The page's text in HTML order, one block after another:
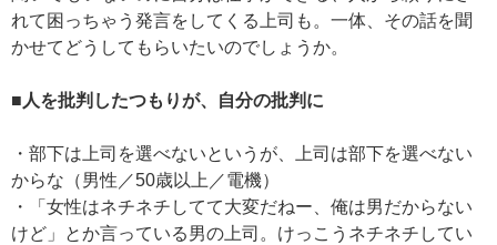
れて困っちゃう発言をしてくる上司も。一体、その話を聞
かせてどうしてもらいたいのでしょうか。
■人を批判したつもりが、自分の批判に
・部下は上司を選べないというが、上司は部下を選べない
からな（男性／50歳以上／電機）
・「女性はネチネチしてて大変だねー、俺は男だからない
けど」とか言っている男の上司。けっこうネチネチしてい